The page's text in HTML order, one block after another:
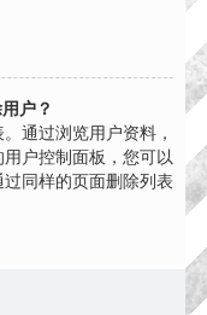
户？
通过浏览用户资料，
户控制面板，您可以
同样的页面删除列表